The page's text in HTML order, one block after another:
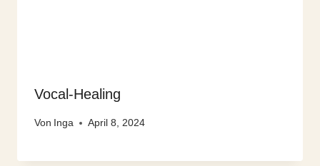
Vocal-Healing
Von Inga April 8, 2024